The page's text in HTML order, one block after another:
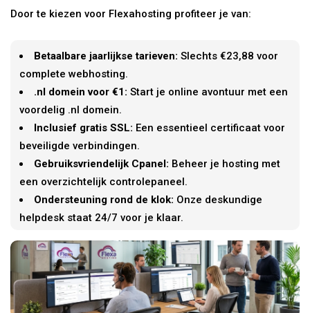
Door te kiezen voor Flexahosting profiteer je van:
Betaalbare jaarlijkse tarieven: Slechts €23,88 voor
complete webhosting.
.nl domein voor €1: Start je online avontuur met een
voordelig .nl domein.
Inclusief gratis SSL: Een essentieel certificaat voor
beveiligde verbindingen.
Gebruiksvriendelijk Cpanel: Beheer je hosting met
een overzichtelijk controlepaneel.
Ondersteuning rond de klok: Onze deskundige
helpdesk staat 24/7 voor je klaar.